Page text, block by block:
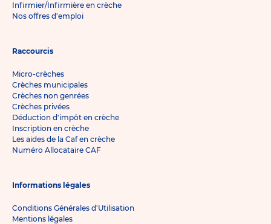
Infirmier/Infirmière en crèche
Nos offres d'emploi
Raccourcis
Micro-crèches
Crèches municipales
Crèches non genrées
Crèches privées
Déduction d'impôt en crèche
Inscription en crèche
Les aides de la Caf en crèche
Numéro Allocataire CAF
Informations légales
Conditions Générales d'Utilisation
Mentions légales